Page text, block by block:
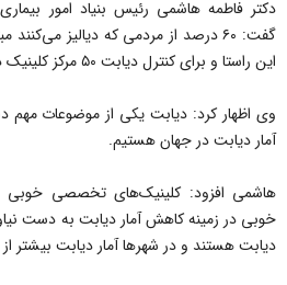
دکتر فاطمه هاشمی رئیس بنیاد امور
گفت: ۶۰ درصد از مردمی که دیالیز
این راستا و برای کنترل دیابت ۵۰ مرکز کلینیک دیابت راه‌اندازی شده است.
وی اظهار کرد: دیابت یکی از موضوعات مهم
آمار دیابت در جهان هستیم.
هاشمی افزود: کلینیک‌های تخصصی خوبی
خوبی در زمینه کاهش آمار دیابت به دست
دیابت هستند و در شهر‌ها آمار دیابت بیشتر